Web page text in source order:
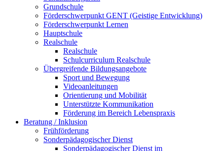
Grundschule
Förderschwerpunkt GENT (Geistige Entwicklung)
Förderschwerpunkt Lernen
Hauptschule
Realschule
Realschule
Schulcurriculum Realschule
Übergreifende Bildungsangebote
Sport und Bewegung
Videoanleitungen
Orientierung und Mobilität
Unterstützte Kommunikation
Förderung im Bereich Lebenspraxis
Beratung / Inklusion
Frühförderung
Sonderpädagogischer Dienst
Sonderpädagogischer Dienst im